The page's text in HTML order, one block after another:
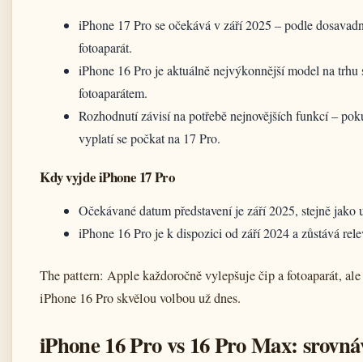
iPhone 17 Pro se očekává v září 2025 – podle
fotoaparát.
iPhone 16 Pro je aktuálně nejvýkonnější model na
fotoaparátem.
Rozhodnutí závisí na potřebě nejnovějších funkcí –
vyplatí se počkat na 17 Pro.
Kdy vyjde iPhone 17 Pro
Očekávané datum představení je září 2025, stejně jako
iPhone 16 Pro je k dispozici od září 2024 a zůstává
The pattern: Apple každoročně vylepšuje čip a fotoaparát,
iPhone 16 Pro skvělou volbou už dnes.
iPhone 16 Pro vs 16 Pro Max: